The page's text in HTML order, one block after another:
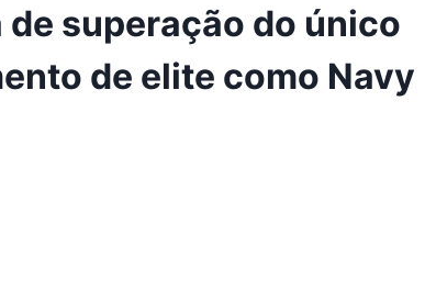
superação do único
de elite como Navy